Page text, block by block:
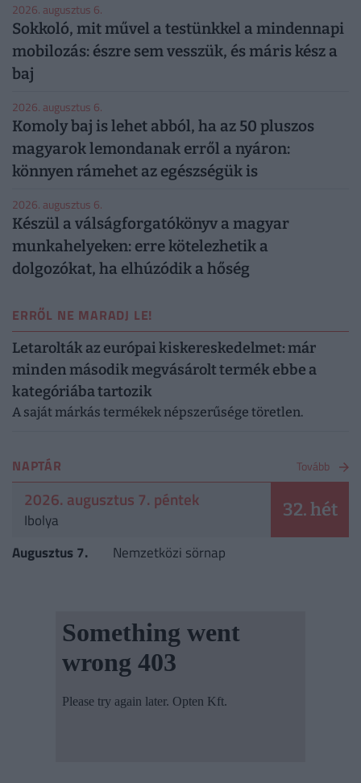
2026. augusztus 6.
Sokkoló, mit művel a testünkkel a mindennapi
mobilozás: észre sem vesszük, és máris kész a
baj
2026. augusztus 6.
Komoly baj is lehet abból, ha az 50 pluszos
magyarok lemondanak erről a nyáron:
könnyen rámehet az egészségük is
2026. augusztus 6.
Készül a válságforgatókönyv a magyar
munkahelyeken: erre kötelezhetik a
dolgozókat, ha elhúzódik a hőség
ERRŐL NE MARADJ LE!
Letarolták az európai kiskereskedelmet: már
minden második megvásárolt termék ebbe a
kategóriába tartozik
A saját márkás termékek népszerűsége töretlen.
NAPTÁR Tovább
2026. augusztus 7. péntek
Ibolya 32. hét
Augusztus 7. Nemzetközi sörnap